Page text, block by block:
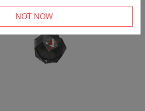
NOT NOW